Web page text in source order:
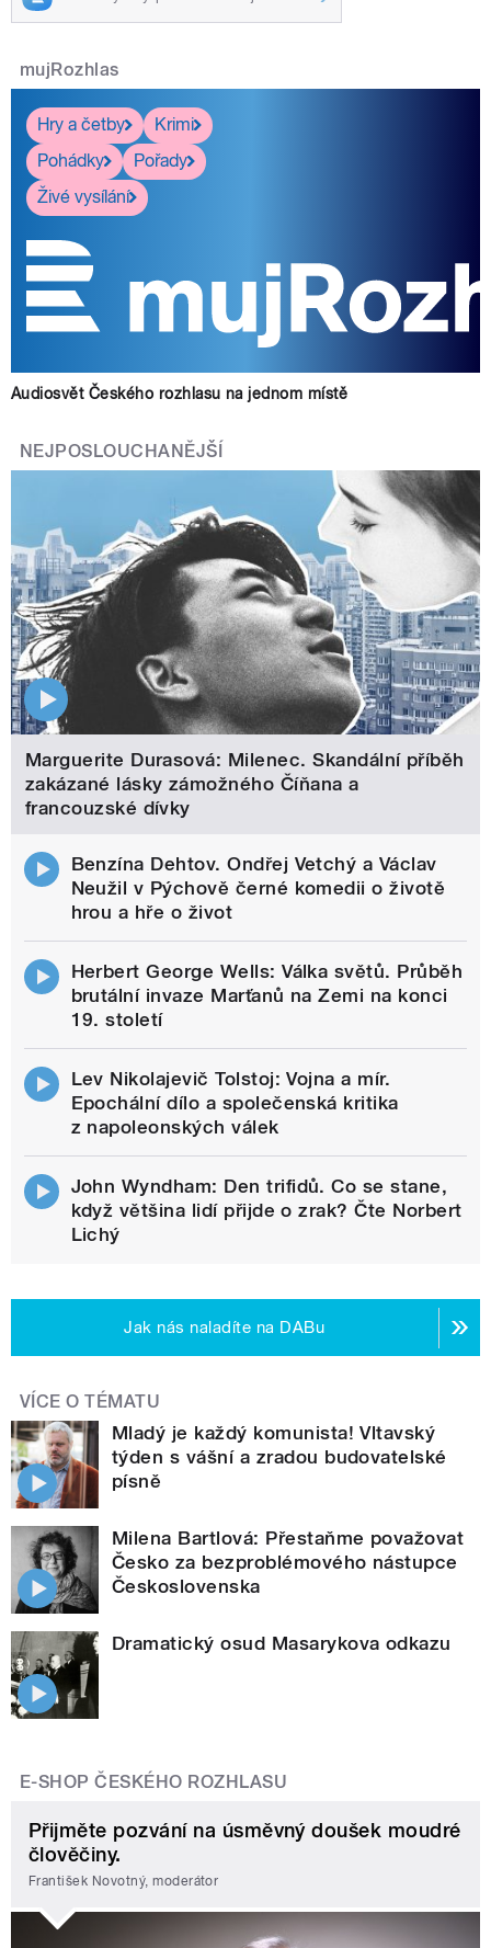
mujRozhlas
Hry a četby
Krimi
Pohádky
Pořady
Živé vysílání
Audiosvět Českého rozhlasu na jednom místě
NEJPOSLOUCHANĚJŠÍ
Marguerite Durasová: Milenec. Skandální příběh
zakázané lásky zámožného Číňana a
francouzské dívky
Benzína Dehtov. Ondřej Vetchý a Václav
Neužil v Pýchově černé komedii o životě
hrou a hře o život
Herbert George Wells: Válka světů. Průběh
brutální invaze Marťanů na Zemi na konci
19. století
Lev Nikolajevič Tolstoj: Vojna a mír.
Epochální dílo a společenská kritika
z napoleonských válek
John Wyndham: Den trifidů. Co se stane,
když většina lidí přijde o zrak? Čte Norbert
Lichý
Jak nás naladíte na DABu
VÍCE O TÉMATU
Mladý je každý komunista! Vltavský
týden s vášní a zradou budovatelské
písně
Milena Bartlová: Přestaňme považovat
Česko za bezproblémového nástupce
Československa
Dramatický osud Masarykova odkazu
E-SHOP ČESKÉHO ROZHLASU
Přijměte pozvání na úsměvný doušek moudré
člověčiny.
František Novotný, moderátor